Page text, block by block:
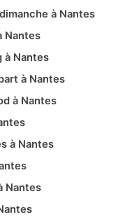
à Nantes
Nantes
à Nantes
à Nantes
à Nantes
à Nantes
Nantes